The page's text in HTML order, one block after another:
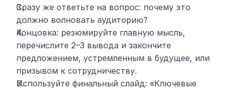
Сразу же ответьте на вопрос: почему это
должно волновать аудиторию?
Концовка: резюмируйте главную мысль,
перечислите 2–3 вывода и закончите
предложением, устремленным в будущее, или
призывом к сотрудничеству.
Используйте финальный слайд: «Ключевые